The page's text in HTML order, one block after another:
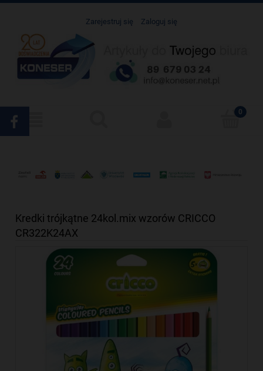
Zarejestruj się Zaloguj się
Kredki trójkątne 24kol.mix wzorów CRICCO
CR322K24AX